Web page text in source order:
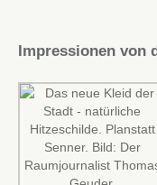
Impressionen von